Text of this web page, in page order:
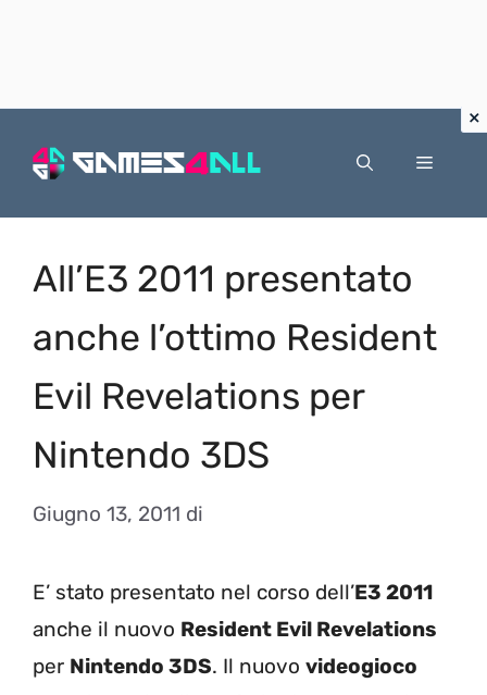
Menu
All’E3 2011 presentato
anche l’ottimo Resident
Evil Revelations per
Nintendo 3DS
Giugno 13, 2011 di
E’ stato presentato nel corso dell’E3 2011
anche il nuovo Resident Evil Revelations
per Nintendo 3DS. Il nuovo videogioco